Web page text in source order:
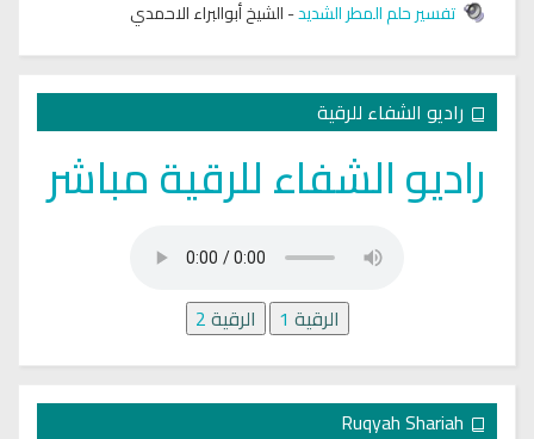
تفسير حلم المطر الشديد-الشيخ أبوالبراء الاحمدي
راديو الشفاء للرقية
راديو الشفاء للرقية مباشر
الرقية 1 الرقية2